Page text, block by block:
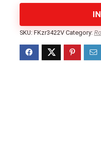
SKU: FKzr3422V Category: